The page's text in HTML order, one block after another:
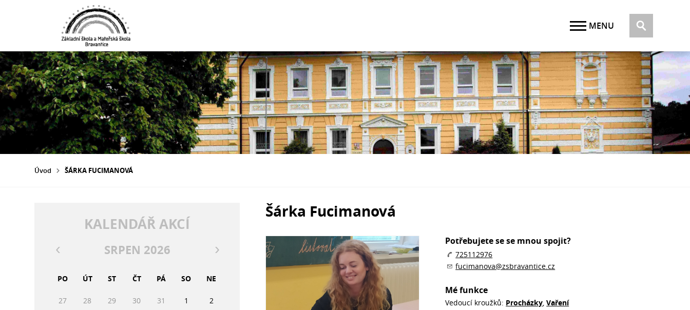
Úvod ŠÁRKA FUCIMANOVÁ
Šárka Fucimanová
Potřebujete se se mnou spojit?
725112976
fucimanova@zsbravantice.cz
Mé funkce
Vedoucí kroužků: Procházky,Vaření
KALENDÁŘ AKCÍ
SRPEN 2026
PO ÚT ST ČT PÁ SO NE
27 28 29 30 31 1 2